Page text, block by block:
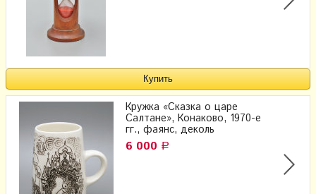
Кружка «Сказка о царе
Салтане», Конаково, 1970-е
гг., фаянс, деколь
6 000 Р